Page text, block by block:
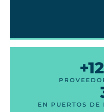
EN PUERTOS DE